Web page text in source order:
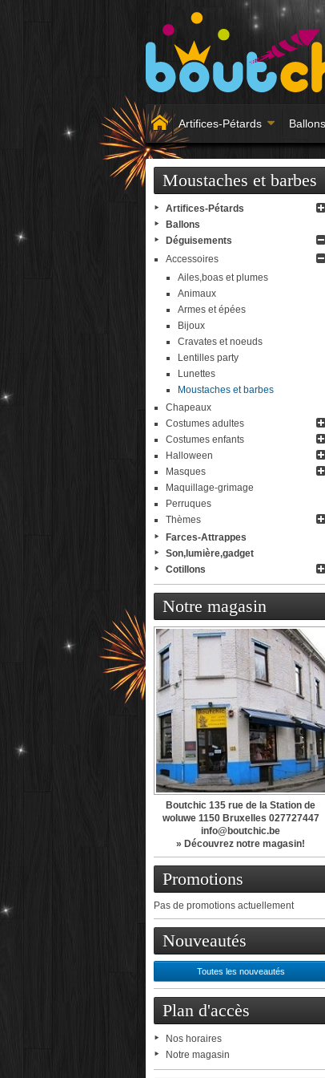
Artifices-Pétards Ballons
Moustaches et barbes
Artifices-Pétards
Ballons
Déguisements
Accessoires
Ailes,boas et plumes
Animaux
Armes et épées
Bijoux
Cravates et noeuds
Lentilles party
Lunettes
Moustaches et barbes
Chapeaux
Costumes adultes
Costumes enfants
Halloween
Masques
Maquillage-grimage
Perruques
Thèmes
Farces-Attrappes
Son,lumière,gadget
Cotillons
Notre magasin
Boutchic 135 rue de la Station de
woluwe 1150 Bruxelles 027727447
info@boutchic.be
» Découvrez notre magasin!
Promotions
Pas de promotions actuellement
Nouveautés
Toutes les nouveautés
Plan d'accès
Nos horaires
Notre magasin